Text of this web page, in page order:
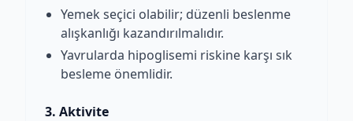
Yemek seçici olabilir; düzenli beslenme
alışkanlığı kazandırılmalıdır.
Yavrularda hipoglisemi riskine karşı sık
besleme önemlidir.
3. Aktivite